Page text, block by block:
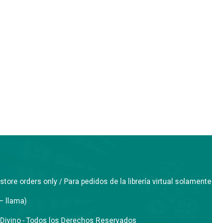
store orders only / Para pedidos de la librería virtual solamente
llama)
- Todos los Derechos Reservados